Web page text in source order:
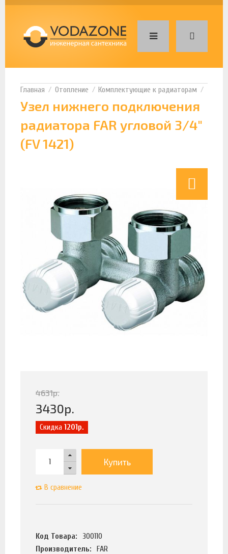
Отопление Комплектующие к радиаторам
Узел нижнего подключения
радиатора FAR угловой 3/4"
(FV 1421)
4631р.
3430р.
Скидка 1201р.
Купить
В сравнение
Код Товара:
300110
Производитель:
FAR